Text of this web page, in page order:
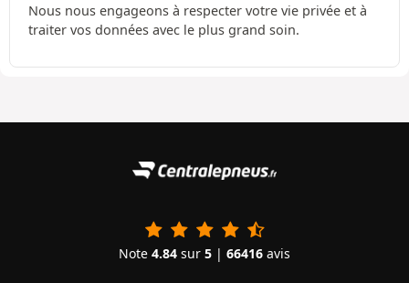
Nous nous engageons à respecter votre vie privée et à
traiter vos données avec le plus grand soin.
Note 4.84 sur 5 | 66416 avis